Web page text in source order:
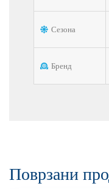
Сезона
Бренд
Поврзани